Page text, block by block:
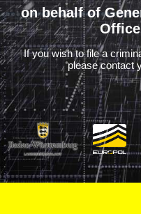
on behalf of
If you wish to file a
please contact